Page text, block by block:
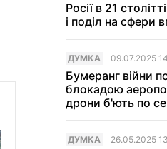
Росії в 21
і поділ на сфери
ДУМКА 09.07.2025
Бумеранг війни
блокадою
дрони б'ють по
ДУМКА 26.05.2025